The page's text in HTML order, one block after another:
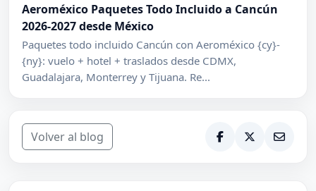
Aeroméxico Paquetes Todo Incluido a Cancún
2026-2027 desde México
Paquetes todo incluido Cancún con Aeroméxico {cy}-
{ny}: vuelo + hotel + traslados desde CDMX,
Guadalajara, Monterrey y Tijuana. Re...
Volver al blog